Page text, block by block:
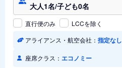
大人1名/子ども0名
直行便のみ
LCCを除く
アライアンス・航空会社： 指定なし
座席クラス： エコノミー